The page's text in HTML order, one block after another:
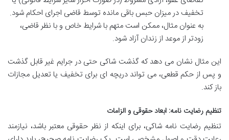
تخفیف در میزان حبس باقی مانده توسط قاضی اجرای احکام شود.
به عنوان مثال، ممکن است متهم با شرایط خاص و با نظر قاضی،
زودتر از موعد از زندان آزاد شود.
این مثال نشان می دهد که گذشت شاکی حتی در جرایم غیر قابل گذشت
و پس از حکم قطعی، می تواند دریچه ای برای تخفیف یا تعدیل مجازات
باز کند.
تنظیم رضایت نامه: ابعاد حقوقی و الزامات
تنظیم رضایت نامه شاکی، برای اینکه از نظر حقوقی معتبر باشد، نیازمند